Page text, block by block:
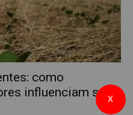
como
influenciam suaX